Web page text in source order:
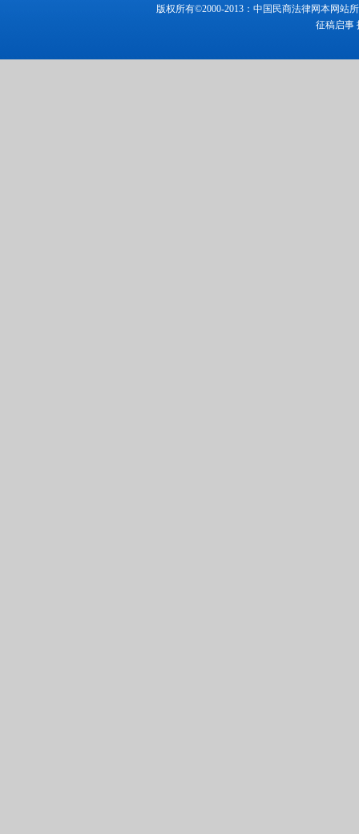
版权所有©2000-2013：中国民商法律网本网站
征稿启事